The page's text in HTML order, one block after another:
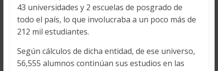
43 universidades y 2 escuelas de posgrado de
todo el país, lo que involucraba a un poco más de
212 mil estudiantes.
Según cálculos de dicha entidad, de ese universo,
56,555 alumnos continúan sus estudios en las